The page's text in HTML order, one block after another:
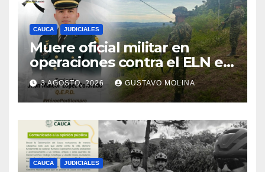
CAUCA JUDICIALES
Muere oficial militar en
operaciones contra el ELN en
el sur del Cauca
3 AGOSTO, 2026 GUSTAVO MOLINA
CAUCA JUDICIALES